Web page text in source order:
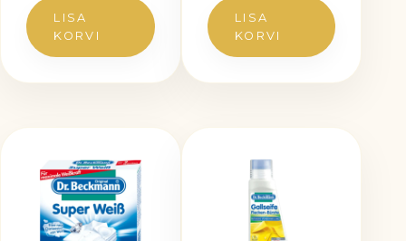
LISA
KORVI
LISA
KORVI